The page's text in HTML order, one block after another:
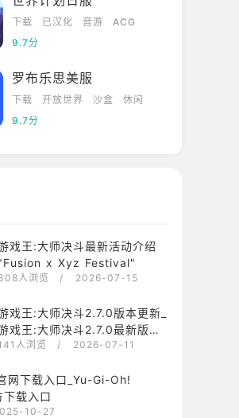
下载 已汉化 音游
ACG
9.7分
罗布乐思美服
下载 开放世界 沙盒
休闲
9.7分
戏王:大师决斗最新活动介绍
x Xyz Festival"
人浏览 / 2026-07-15
戏王:大师决斗2.7.0版本更新_
戏王:大师决斗2.7.0最新版下
安装
人浏览 / 2026-07-11
网下载入口_Yu-Gi-Oh!
载入口
10-27